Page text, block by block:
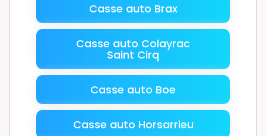
Casse auto Brax
Casse auto Colayrac
Saint Cirq
Casse auto Boe
Casse auto Horsarrieu